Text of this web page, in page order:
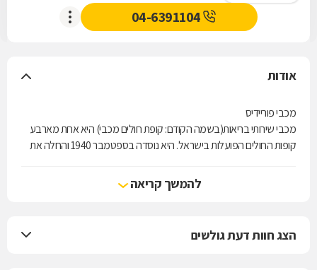
04-6391104
אודות
מכבי פוריידיס
מכבי שירותי בריאות(בשמה הקודם: קופת חולים מכבי) היא אחת מארבע
קופות החולים הפועלות בישראל. היא נוסדה בספטמבר 1940 והחלה את
מכבי מעניקה לחבריה את מיטב השירות הרפואי, מחוייבת לבריאות שלמה,
קידום בריאות ורפואה מונעת תוך שמירה על ערכי היסוד של האבות
להמשך קריאה
הצג חוות דעת גולשים